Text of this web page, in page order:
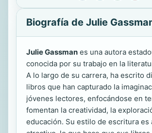
Biografía de Julie
Julie Gassman es una autora
conocida por su trabajo en la
A lo largo de su carrera, ha escrito
libros que han capturado la
jóvenes lectores, enfocándose en
fomentan la creatividad, la
educación. Su estilo de escritura es